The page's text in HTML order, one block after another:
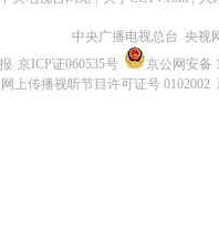
中央广播电视总台 央视
京ICP证060535号
京公网安备
网上传播视听节目许可证号 0102002